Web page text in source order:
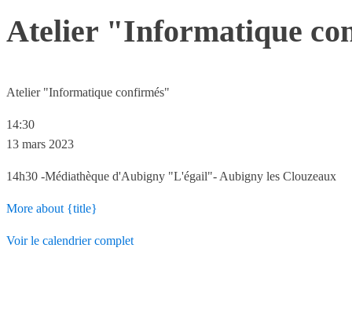
Atelier "Informatique
Atelier "Informatique confirmés"
14:30
13 mars 2023
14h30 -Médiathèque d'Aubigny "L'égail"- Aubigny les Clouzeaux
More about {title}
Voir le calendrier complet